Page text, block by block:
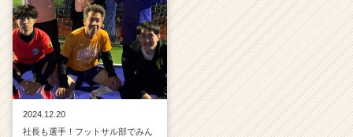
2024.12.20
社長も選手！フットサル部でみん